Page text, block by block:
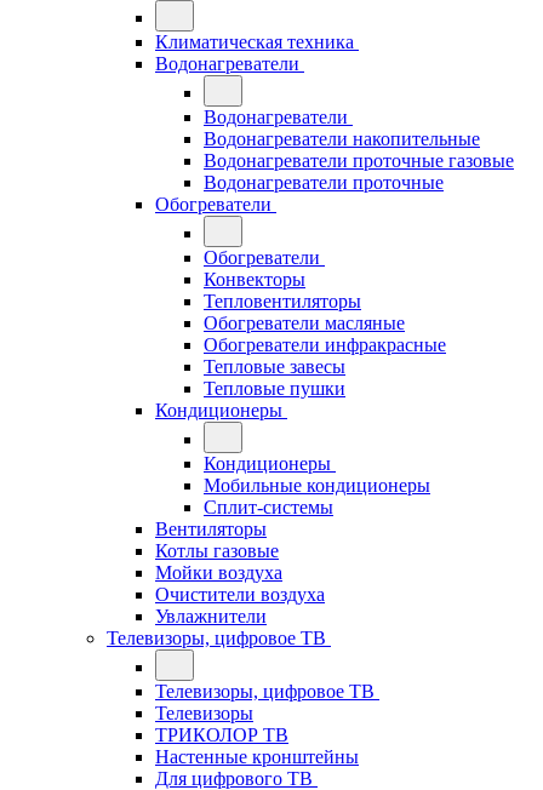
Климатическая техника
Водонагреватели
Водонагреватели
Водонагреватели накопительные
Водонагреватели проточные газовые
Водонагреватели проточные
Обогреватели
Обогреватели
Конвекторы
Тепловентиляторы
Обогреватели масляные
Обогреватели инфракрасные
Тепловые завесы
Тепловые пушки
Кондиционеры
Кондиционеры
Мобильные кондиционеры
Сплит-системы
Вентиляторы
Котлы газовые
Мойки воздуха
Очистители воздуха
Увлажнители
Телевизоры, цифровое ТВ
Телевизоры, цифровое ТВ
Телевизоры
ТРИКОЛОР ТВ
Настенные кронштейны
Для цифрового ТВ